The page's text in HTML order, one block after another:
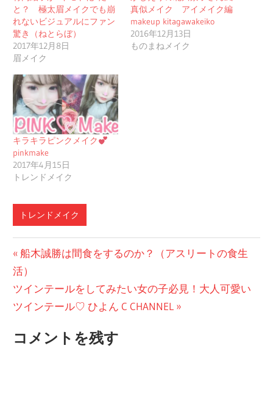
と？ 極太眉メイクでも崩
れないビジュアルにファン
驚き（ねとらぼ）
2017年12月8日
眉メイク
真似メイク アイメイク編
makeup kitagawakeiko
2016年12月13日
ものまねメイク
キラキラピンクメイク
pinkmake
2017年4月15日
トレンドメイク
トレンドメイク
投
稿
ナ
ゲ
前
の
投
稿:
船木誠勝は間食をするのか？（アスリートの食生
活）
次
の
稿:
ツインテールをしてみたい女の子必見！大人可愛い
ツインテール♡ ひよん C CHANNEL
コメントを残す